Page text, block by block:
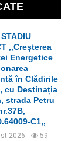
A
H
,,Creșterea
Energetice
în Clădirile
cu Destinația
strada Petru
C1,,
2026 59